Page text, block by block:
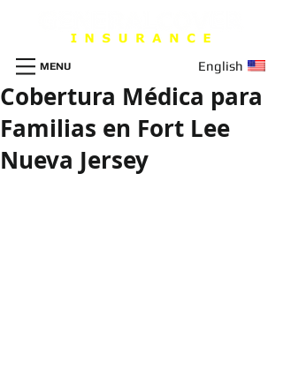
English
MENU
Cobertura Médica para
Familias en Fort Lee
Nueva Jersey